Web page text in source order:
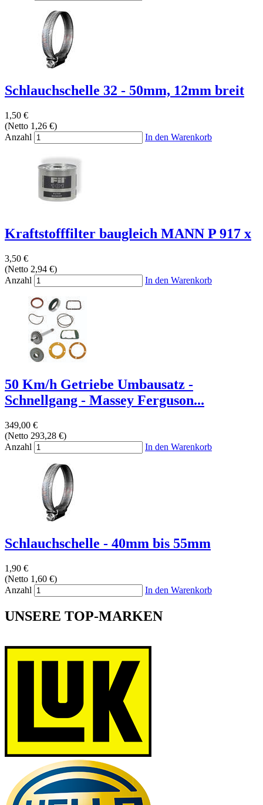
Schlauchschelle 32 - 50mm, 12mm breit
1,50 €
(Netto 1,26 €)
Anzahl
In den Warenkorb
Kraftstofffilter baugleich MANN P 917 x
3,50 €
(Netto 2,94 €)
Anzahl
In den Warenkorb
50 Km/h Getriebe Umbausatz -
Schnellgang - Massey Ferguson...
349,00 €
(Netto 293,28 €)
Anzahl
In den Warenkorb
Schlauchschelle - 40mm bis 55mm
1,90 €
(Netto 1,60 €)
Anzahl
In den Warenkorb
UNSERE TOP-MARKEN